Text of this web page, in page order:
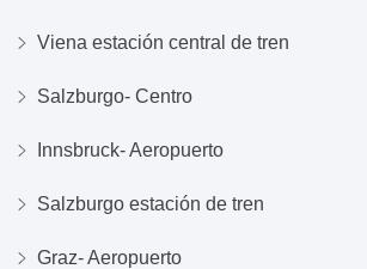
Viena estación central de tren
Salzburgo- Centro
Innsbruck- Aeropuerto
Salzburgo estación de tren
Graz- Aeropuerto